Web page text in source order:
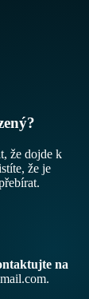
že dojde k
že je
na